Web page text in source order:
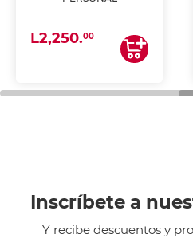
L2,250.00
Inscríbete a
Y recibe descuentos y